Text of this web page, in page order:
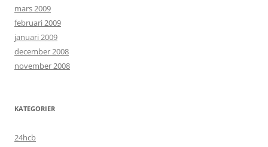
mars 2009
februari 2009
januari 2009
december 2008
november 2008
KATEGORIER
24hcb